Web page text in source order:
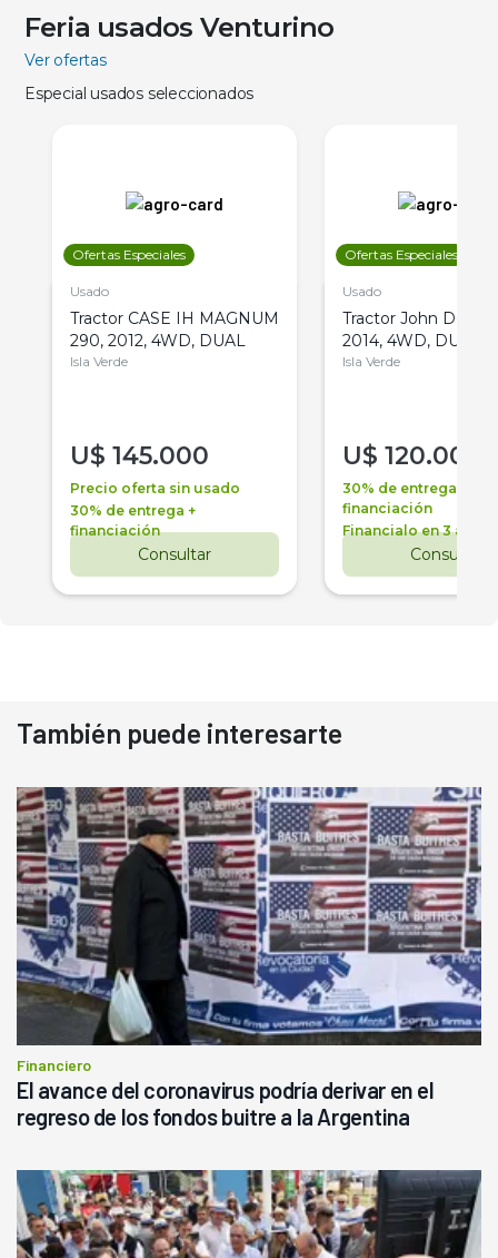
Feria usados Venturino
Ver ofertas
Especial usados seleccionados
Ofertas Especiales
Usado
Tractor CASE IH MAGNUM
290, 2012, 4WD, DUAL
Isla Verde
U$ 145.000
Precio oferta sin usado
30% de entrega +
financiación
Consultar
Ofertas Especiales
Usado
Tractor John Deere
2014, 4WD, DUAL
Isla Verde
U$ 120.000
30% de entrega +
financiación
Financialo en 3 años
Consultar
También puede interesarte
Financiero
El avance del coronavirus podría derivar en el
regreso de los fondos buitre a la Argentina